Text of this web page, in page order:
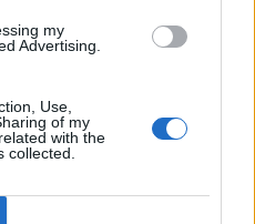
my
Advertising.
Use,
of my
with the
collected.
Οι 8 «χρυσοί
των νεφρών
του Μαρτίου έχει
Νεφρού, με
Νεφρολογίας…